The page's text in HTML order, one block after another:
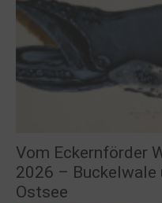
Vom Eckernförder
2026 – Buckelwale
Ostsee